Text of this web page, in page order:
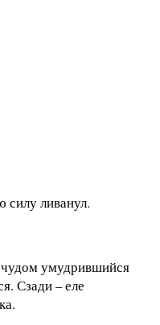
силу ливанул.
умудрившийся
Сзади – еле